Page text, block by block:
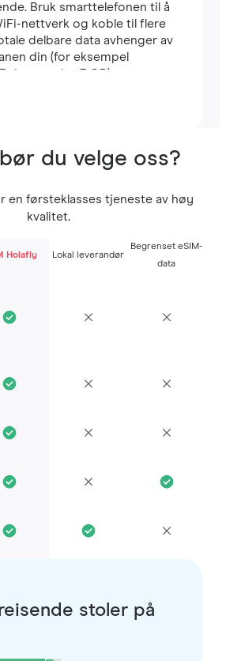
Bruk smarttelefonen til å
nettverk og koble til flere
delbare data avhenger av
din (for eksempel
dagers plan 7 GB).
du velge oss?
en førsteklasses tjeneste av høy
kvalitet.
Holafly Lokal leverandør
Begrenset eSIM-
data
stoler på